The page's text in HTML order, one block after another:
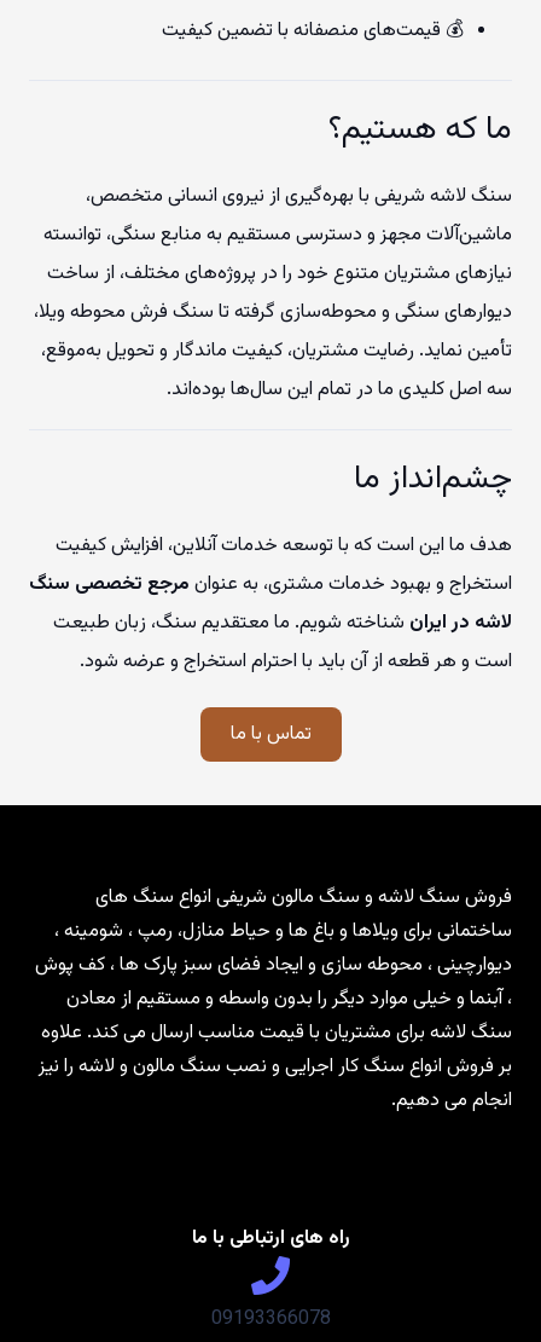
💰 قیمت‌های منصفانه با تضمین کیفیت
ما که هستیم؟
سنگ لاشه شریفی با بهره‌گیری از نیروی انسانی متخصص،
ماشین‌آلات مجهز و دسترسی مستقیم به منابع سنگی، توانسته
نیازهای مشتریان متنوع خود را در پروژه‌های مختلف، از ساخت
دیوارهای سنگی و محوطه‌سازی گرفته تا سنگ فرش محوطه ویلا،
تأمین نماید. رضایت مشتریان، کیفیت ماندگار و تحویل به‌موقع،
سه اصل کلیدی ما در تمام این سال‌ها بوده‌اند.
چشم‌انداز ما
هدف ما این است که با توسعه خدمات آنلاین، افزایش کیفیت
استخراج و بهبود خدمات مشتری، به عنوان مرجع تخصصی سنگ
لاشه در ایران شناخته شویم. ما معتقدیم سنگ، زبان طبیعت
است و هر قطعه از آن باید با احترام استخراج و عرضه شود.
تماس با ما
فروش سنگ لاشه و سنگ مالون شریفی انواع سنگ های
ساختمانی برای ویلاها و باغ ها و حیاط منازل، رمپ ، شومینه ،
دیوارچینی ، محوطه سازی و ایجاد فضای سبز پارک ها ، کف پوش
، آبنما و خیلی موارد دیگر را بدون واسطه و مستقیم از معادن
سنگ لاشه برای مشتریان با قیمت مناسب ارسال می کند. علاوه
بر فروش انواع سنگ کار اجرایی و نصب سنگ مالون و لاشه را نیز
انجام می دهیم.
راه های ارتباطی با ما
09193366078